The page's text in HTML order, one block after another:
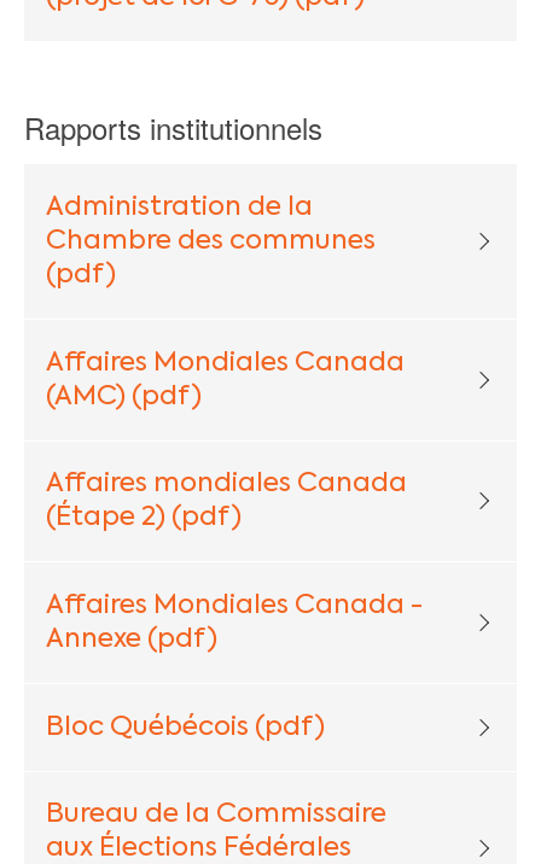
Rapports institutionnels
Administration de la
Chambre des communes
(pdf)
Affaires Mondiales Canada
(AMC) (pdf)
Affaires mondiales Canada
(Étape 2) (pdf)
Affaires Mondiales Canada -
Annexe (pdf)
Bloc Québécois (pdf)
Bureau de la Commissaire
aux Élections Fédérales